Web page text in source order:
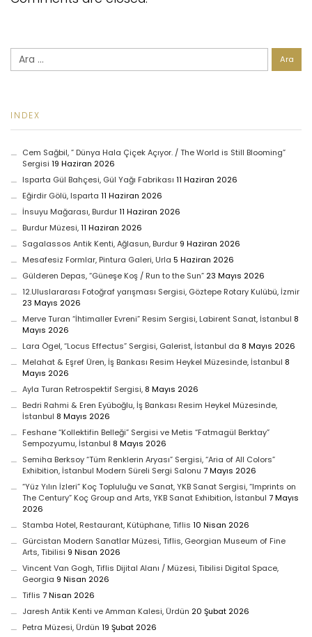
INDEX
Cem Sağbil, ” Dünya Hala Çiçek Açıyor. / The World is Still Blooming”
Sergisi 19 Haziran 2026
Isparta Gül Bahçesi, Gül Yağı Fabrikası 11 Haziran 2026
Eğirdir Gölü, Isparta 11 Haziran 2026
İnsuyu Mağarası, Burdur 11 Haziran 2026
Burdur Müzesi, 11 Haziran 2026
Sagalassos Antik Kenti, Ağlasun, Burdur 9 Haziran 2026
Mesafesiz Formlar, Pintura Galeri, Urla 5 Haziran 2026
Gülderen Depas, “Güneşe Koş / Run to the Sun” 23 Mayıs 2026
12.Uluslararası Fotoğraf yarışması Sergisi, Göztepe Rotary Kulübü, İzmir
23 Mayıs 2026
Merve Turan “İhtimaller Evreni” Resim Sergisi, Labirent Sanat, İstanbul 8
Mayıs 2026
Lara Ögel, “Locus Effectus” Sergisi, Galerist, İstanbul da 8 Mayıs 2026
Melahat & Eşref Üren, İş Bankası Resim Heykel Müzesinde, İstanbul 8
Mayıs 2026
Ayla Turan Retrospektif Sergisi, 8 Mayıs 2026
Bedri Rahmi & Eren Eyüboğlu, İş Bankası Resim Heykel Müzesinde,
İstanbul 8 Mayıs 2026
Feshane “Kollektifin Belleği” Sergisi ve Metis “Fatmagül Berktay”
Sempozyumu, İstanbul 8 Mayıs 2026
Semiha Berksoy “Tüm Renklerin Aryası” Sergisi, “Aria of All Colors”
Exhibition, İstanbul Modern Süreli Sergi Salonu 7 Mayıs 2026
“Yüz Yılın İzleri” Koç Topluluğu ve Sanat, YKB Sanat Sergisi, “Imprints on
The Century” Koç Group and Arts, YKB Sanat Exhibition, İstanbul 7 Mayıs
2026
Stamba Hotel, Restaurant, Kütüphane, Tiflis 10 Nisan 2026
Gürcistan Modern Sanatlar Müzesi, Tiflis, Georgian Museum of Fine
Arts, Tibilisi 9 Nisan 2026
Vincent Van Gogh, Tiflis Dijital Alanı / Müzesi, Tibilisi Digital Space,
Georgia 9 Nisan 2026
Tiflis 7 Nisan 2026
Jaresh Antik Kenti ve Amman Kalesi, Ürdün 20 Şubat 2026
Petra Müzesi, Ürdün 19 Şubat 2026